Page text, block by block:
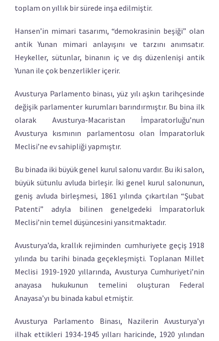
toplam on yıllık bir sürede inşa edilmiştir.
Hansen’in mimari tasarımı, “demokrasinin beşiği” olan
antik Yunan mimari anlayışını ve tarzını anımsatır.
Heykeller, sütunlar, binanın iç ve dış düzenlenişi antik
Yunan ile çok benzerlikler içerir.
Avusturya Parlamento binası, yüz yılı aşkın tarihçesinde
değişik parlamenter kurumları barındırmıştır. Bu bina ilk
olarak Avusturya-Macaristan İmparatorluğu’nun
Avusturya kısmının parlamentosu olan İmparatorluk
Meclisi’ne ev sahipliği yapmıştır.
Bu binada iki büyük genel kurul salonu vardır. Bu iki salon,
büyük sütunlu avluda birleşir. İki genel kurul salonunun,
geniş avluda birleşmesi, 1861 yılında çıkartılan “Şubat
Patenti” adıyla bilinen genelgedeki İmparatorluk
Meclisi’nin temel düşüncesini yansıtmaktadır.
Avusturya’da, krallık rejiminden cumhuriyete geçiş 1918
yılında bu tarihi binada geçekleşmişti. Toplanan Millet
Meclisi 1919-1920 yıllarında, Avusturya Cumhuriyeti’nin
anayasa hukukunun temelini oluşturan Federal
Anayasa’yı bu binada kabul etmiştir.
Avusturya Parlamento Binası, Nazilerin Avusturya’yı
ilhak ettikleri 1934-1945 yılları haricinde, 1920 yılından